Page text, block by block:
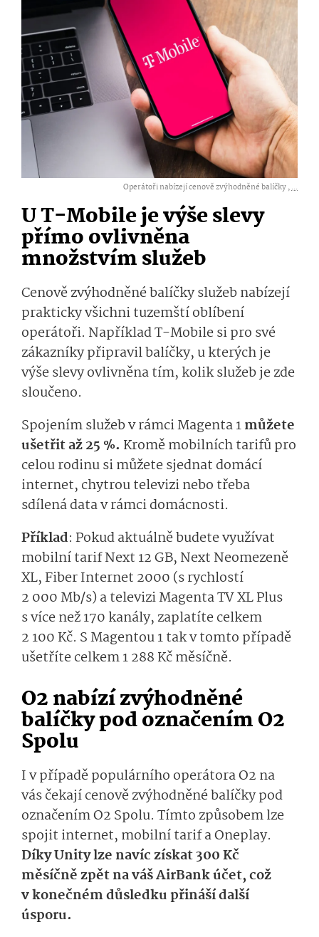
Operátoři nabízejí cenově zvýhodněné balíčky ,...
U T-Mobile je výše slevy
přímo ovlivněna
množstvím služeb
Cenově zvýhodněné balíčky služeb nabízejí
prakticky všichni tuzemští oblíbení
operátoři. Například T-Mobile si pro své
zákazníky připravil balíčky, u kterých je
výše slevy ovlivněna tím, kolik služeb je zde
sloučeno.
Spojením služeb v rámci Magenta 1můžete
ušetřit až 25 %. Kromě mobilních tarifů pro
celou rodinu si můžete sjednat domácí
internet, chytrou televizi nebo třeba
sdílená data v rámci domácnosti.
Příklad: Pokud aktuálně budete využívat
mobilní tarif Next 12 GB, Next Neomezeně
XL, Fiber Internet 2000 (s rychlostí
2 000 Mb/s) a televizi Magenta TV XL Plus
s více než 170 kanály, zaplatíte celkem
2 100 Kč. S Magentou 1 tak v tomto případě
ušetříte celkem 1 288 Kč měsíčně.
O2 nabízí zvýhodněné
balíčky pod označením O2
Spolu
I v případě populárního operátora O2 na
vás čekají cenově zvýhodněné balíčky pod
označením O2 Spolu. Tímto způsobem lze
spojit internet, mobilní tarif a Oneplay.
Díky Unity lze navíc získat 300 Kč
měsíčně zpět na váš AirBank účet, což
v konečném důsledku přináší další
úsporu.